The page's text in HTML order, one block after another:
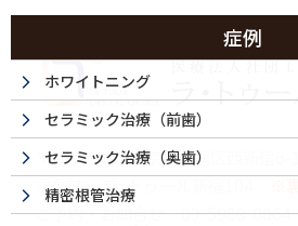
〒160-0023 東京都新宿区西新宿6-
クタワー ラ･トゥール新宿104
ご予約・お問合せ：03-5989-0064
症例
ホワイトニング
セラミック治療（前歯）
セラミック治療（奥歯）
精密根管治療